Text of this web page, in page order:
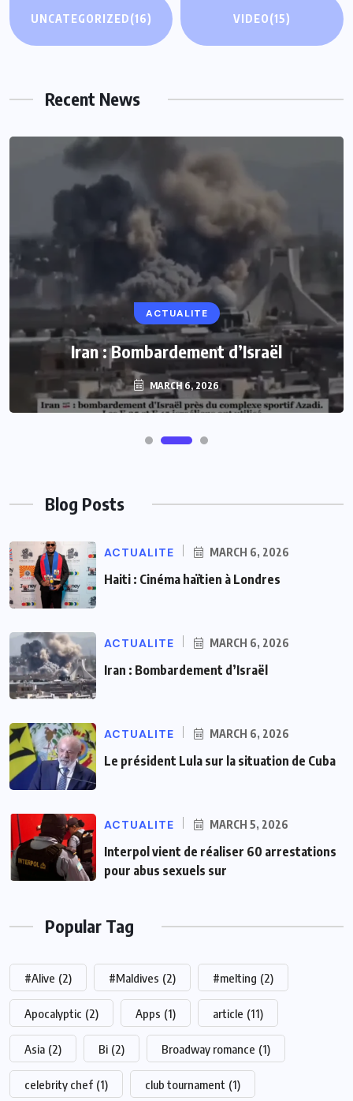
UNCATEGORIZED(16) VIDEO(15)
Recent News
ACTUALITE
Iran : Bombardement d’Israël
MARCH 6, 2026
Blog Posts
ACTUALITE MARCH 6, 2026
Haiti : Cinéma haïtien à Londres
ACTUALITE MARCH 6, 2026
Iran : Bombardement d’Israël
ACTUALITE MARCH 6, 2026
Le président Lula sur la situation de Cuba
ACTUALITE MARCH 5, 2026
Interpol vient de réaliser 60 arrestations
pour abus sexuels sur
Popular Tag
#Alive (2) #Maldives (2) #melting (2)
Apocalyptic (2) Apps (1) article (11)
Asia (2) Bi (2) Broadway romance (1)
celebrity chef (1) club tournament (1)